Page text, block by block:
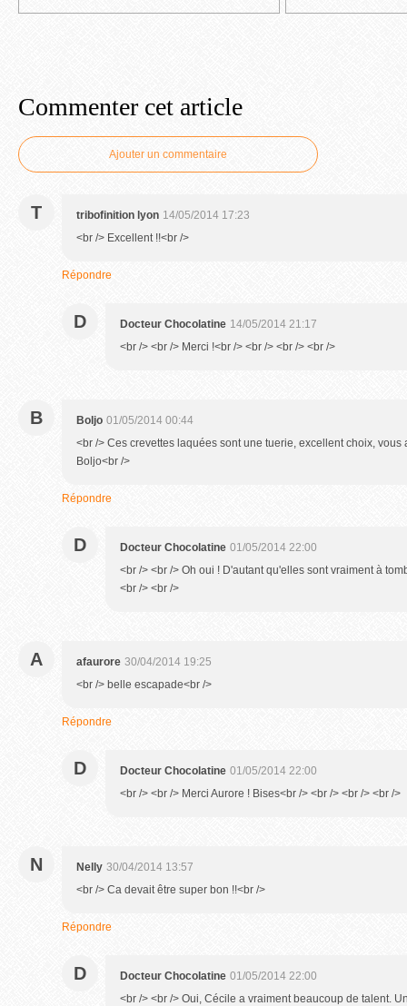
Commenter cet article
Ajouter un commentaire
T tribofinition lyon 14/05/2014 17:23
<br /> Excellent !!<br />
Répondre
D Docteur Chocolatine 14/05/2014 21:17
<br /> <br /> Merci !<br /> <br /> <br /> <br />
B Boljo 01/05/2014 00:44
<br /> Ces crevettes laquées sont une tuerie, excellent choix, vous
Boljo<br />
Répondre
D Docteur Chocolatine 01/05/2014 22:00
<br /> <br /> Oh oui ! D'autant qu'elles sont vraiment à
<br /> <br />
A afaurore 30/04/2014 19:25
<br /> belle escapade<br />
Répondre
D Docteur Chocolatine 01/05/2014 22:00
<br /> <br /> Merci Aurore ! Bises<br /> <br /> <br /> <br />
N Nelly 30/04/2014 13:57
<br /> Ca devait être super bon !!<br />
Répondre
D Docteur Chocolatine 01/05/2014 22:00
<br /> <br /> Oui, Cécile a vraiment beaucoup de talent.